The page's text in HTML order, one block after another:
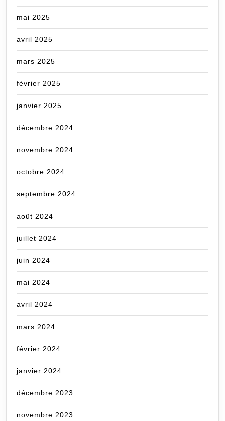
mai 2025
avril 2025
mars 2025
février 2025
janvier 2025
décembre 2024
novembre 2024
octobre 2024
septembre 2024
août 2024
juillet 2024
juin 2024
mai 2024
avril 2024
mars 2024
février 2024
janvier 2024
décembre 2023
novembre 2023